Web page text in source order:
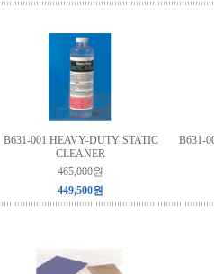
B631-001 HEAVY-DUTY STATIC
CLEANER
465,000원
449,500원
B631-